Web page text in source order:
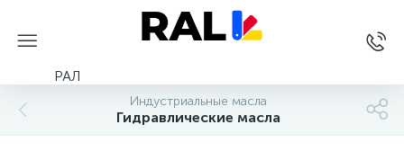
РАЛ
Индустриальные масла
Гидравлические масла